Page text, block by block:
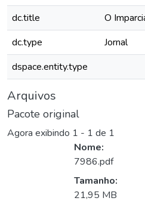
dc.title
O
dc.type
Jornal
dspace.entity.type
Arquivos
Pacote original
Agora exibindo 1 - 1 de 1
Nome:
7986.pdf
Tamanho:
21,95 MB